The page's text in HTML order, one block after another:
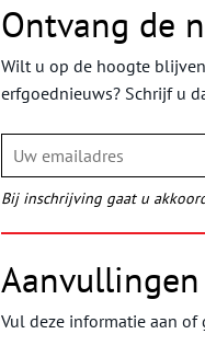
Ontvang de
Wilt u op de hoogte
erfgoednieuws? Schrijf u
Bij inschrijving gaat u
Aanvullingen
Vul deze informatie aan of